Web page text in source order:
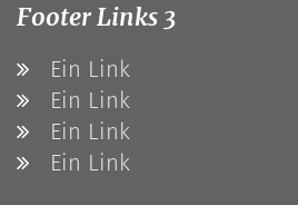
Footer Links 3
Ein Link
Ein Link
Ein Link
Ein Link